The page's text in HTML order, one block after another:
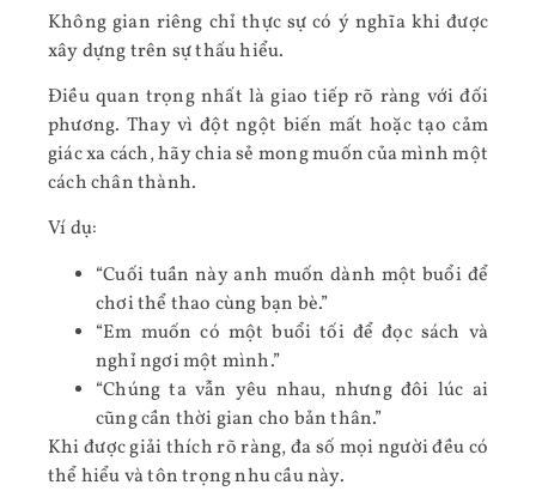
Không gian riêng chỉ thực sự có ý nghĩa khi được
xây dựng trên sự thấu hiểu.
Điều quan trọng nhất là giao tiếp rõ ràng với đối
phương. Thay vì đột ngột biến mất hoặc tạo cảm
giác xa cách, hãy chia sẻ mong muốn của mình một
cách chân thành.
Ví dụ:
“Cuối tuần này anh muốn dành một buổi để
chơi thể thao cùng bạn bè.”
“Em muốn có một buổi tối để đọc sách và
nghỉ ngơi một mình.”
“Chúng ta vẫn yêu nhau, nhưng đôi lúc ai
cũng cần thời gian cho bản thân.”
Khi được giải thích rõ ràng, đa số mọi người đều có
thể hiểu và tôn trọng nhu cầu này.